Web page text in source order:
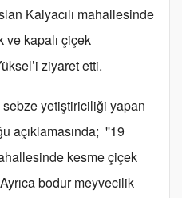
Kalyacılı mahallesinde
ve kapalı çiçek
ziyaret etti.
yetiştiriciliği yapan
açıklamasında; ''19
kesme çiçek
bodur meyvecilik